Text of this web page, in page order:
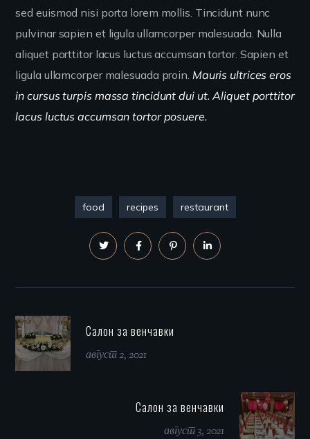
sed euismod nisi porta lorem mollis. Tincidunt nunc
pulvinar sapien et ligula ullamcorper malesuada. Nulla
aliquet porttitor lacus luctus accumsan tortor. Sapien et
ligula ullamcorper malesuada proin. Mauris ultrices eros
in cursus turpis massa tincidunt dui ut. Aliquet porttitor
lacus luctus accumsan tortor posuere.
food recipes restaurant
Салон за венчавки
август 2, 2021
Салон за венчавки
август 3, 2021